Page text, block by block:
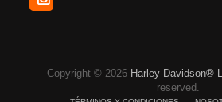
Copyright © 2026 Harley-Davidson®
reserved.